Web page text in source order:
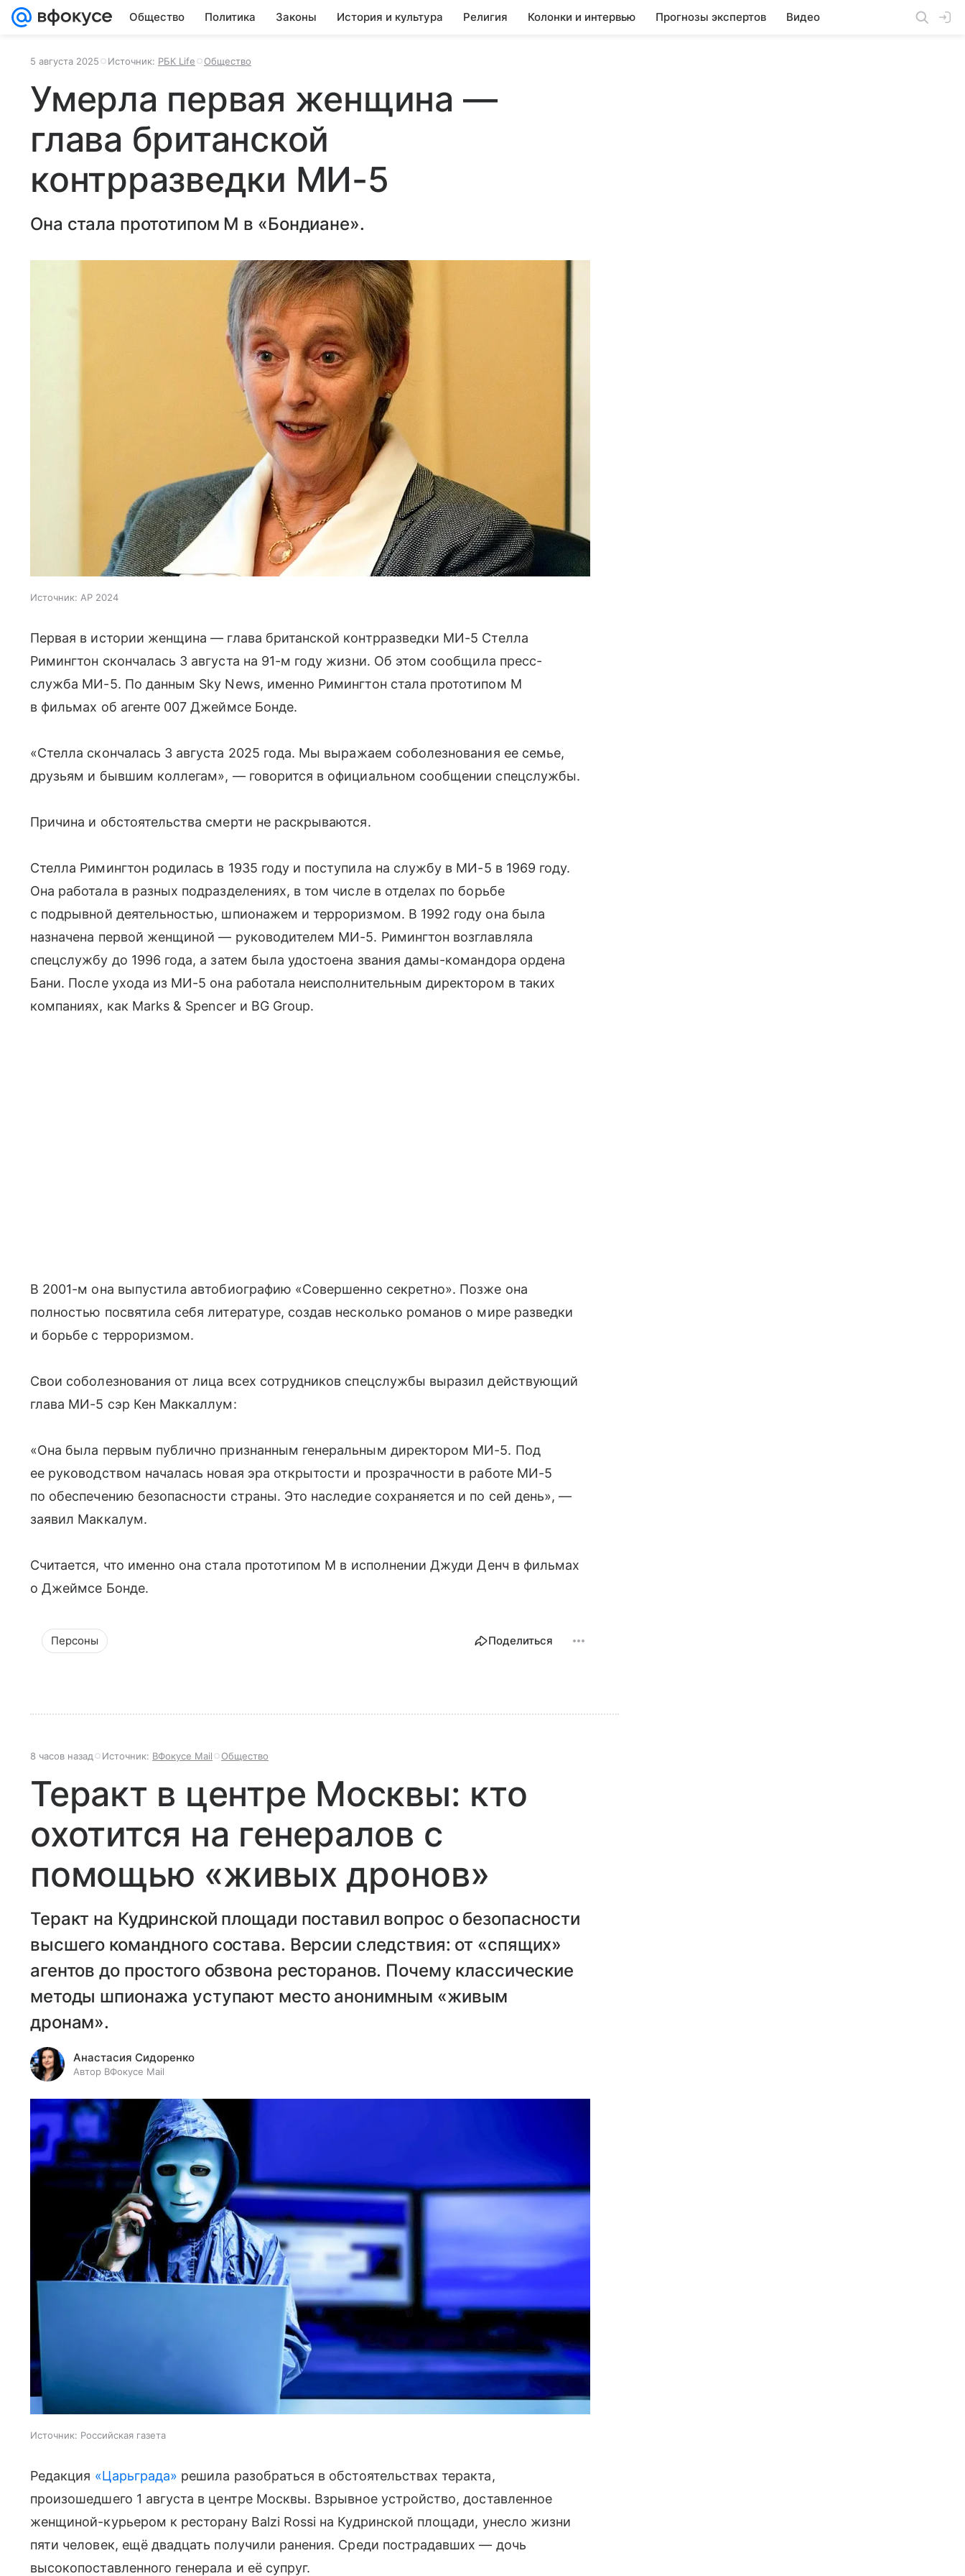
Общество Политика Законы История и культура Религия Колонки и интервью Прогнозы экспертов Видео
5 августа 2025 Источник: РБК Life Общество
Умерла первая женщина —
глава британской
контрразведки МИ-5
Она стала прототипом М в «Бондиане».
Источник: AP 2024
Первая в истории женщина — глава британской контрразведки МИ-5 Стелла
Римингтон скончалась 3 августа на 91-м году жизни. Об этом сообщила пресс-
служба МИ-5. По данным Sky News, именно Римингтон стала прототипом М
в фильмах об агенте 007 Джеймсе Бонде.
«Стелла скончалась 3 августа 2025 года. Мы выражаем соболезнования ее семье,
друзьям и бывшим коллегам», — говорится в официальном сообщении спецслужбы.
Причина и обстоятельства смерти не раскрываются.
Стелла Римингтон родилась в 1935 году и поступила на службу в МИ-5 в 1969 году.
Она работала в разных подразделениях, в том числе в отделах по борьбе
с подрывной деятельностью, шпионажем и терроризмом. В 1992 году она была
назначена первой женщиной — руководителем МИ-5. Римингтон возглавляла
спецслужбу до 1996 года, а затем была удостоена звания дамы-командора ордена
Бани. После ухода из МИ-5 она работала неисполнительным директором в таких
компаниях, как Marks & Spencer и BG Group.
В 2001-м она выпустила автобиографию «Совершенно секретно». Позже она
полностью посвятила себя литературе, создав несколько романов о мире разведки
и борьбе с терроризмом.
Свои соболезнования от лица всех сотрудников спецслужбы выразил действующий
глава МИ-5 сэр Кен Маккаллум:
«Она была первым публично признанным генеральным директором МИ-5. Под
ее руководством началась новая эра открытости и прозрачности в работе МИ-5
по обеспечению безопасности страны. Это наследие сохраняется и по сей день», —
заявил Маккалум.
Считается, что именно она стала прототипом М в исполнении Джуди Денч в фильмах
о Джеймсе Бонде.
Персоны Поделиться
8 часов назад Источник: ВФокусе Mail Общество
Теракт в центре Москвы: кто
охотится на генералов с
помощью «живых дронов»
Теракт на Кудринской площади поставил вопрос о безопасности
высшего командного состава. Версии следствия: от «спящих»
агентов до простого обзвона ресторанов. Почему классические
методы шпионажа уступают место анонимным «живым
дронам».
Анастасия Сидоренко
Автор ВФокусе Mail
Источник: Российская газета
Редакция «Царьграда» решила разобраться в обстоятельствах теракта,
произошедшего 1 августа в центре Москвы. Взрывное устройство, доставленное
женщиной-курьером к ресторану Balzi Rossi на Кудринской площади, унесло жизни
пяти человек, ещё двадцать получили ранения. Среди пострадавших — дочь
высокопоставленного генерала и её супруг.